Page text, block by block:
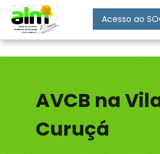
Acesso ao
AVCB na
Curuçá
Enviar